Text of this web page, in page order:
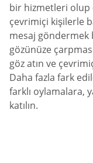
bir hizmetleri olup
çevrimiçi kişilerle
mesaj göndermek
gözünüze
göz atın ve
Daha fazla fark
farklı oylamalara,
katılın.